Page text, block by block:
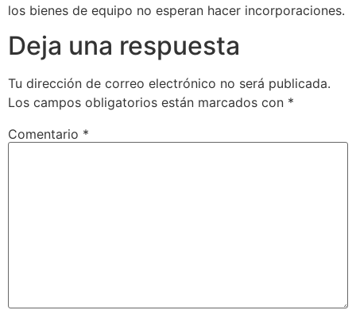
los bienes de equipo no esperan hacer incorporaciones.
Deja una respuesta
Tu dirección de correo electrónico no será publicada.
Los campos obligatorios están marcados con *
Comentario *